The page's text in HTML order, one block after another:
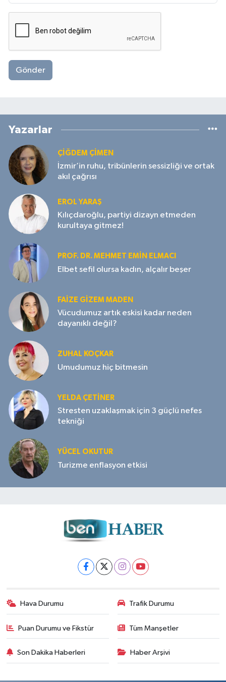
Gönder
Yazarlar
ÇIĞDEM ÇIMEN
İzmir’in ruhu, tribünlerin sessizliği ve ortak
akıl çağrısı
EROL YARAŞ
Kılıçdaroğlu, partiyi dizayn etmeden
kurultaya gitmez!
PROF. DR. MEHMET EMIN ELMACI
Elbet sefil olursa kadın, alçalır beşer
FAIZE GIZEM MADEN
Vücudumuz artık eskisi kadar neden
dayanıklı değil?
ZUHAL KOÇKAR
Umudumuz hiç bitmesin
YELDA ÇETİNER
Stresten uzaklaşmak için 3 güçlü nefes
tekniği
YÜCEL OKUTUR
Turizme enflasyon etkisi
Hava Durumu Trafik Durumu
Puan Durumu ve Fikstür Tüm Manşetler
Son Dakika Haberleri Haber Arşivi